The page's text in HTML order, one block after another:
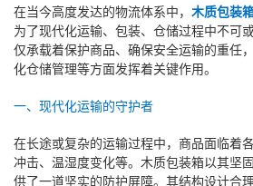
在当今高度发达的物流体系中， 木质包装
为了现代化运输、包装、仓储过程中不可
仅承载着保护商品、确保安全运输的重任
化仓储管理等方面发挥着关键作用。
一、现代化运输的守护者
在长途或复杂的运输过程中，商品面临着
冲击、温湿度变化等。木质包装箱以其坚
供了一道坚实的防护屏障。其结构设计合